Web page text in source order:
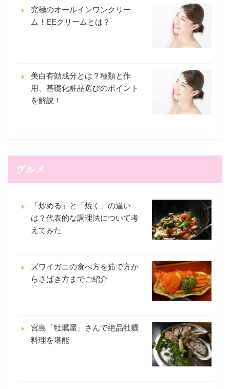
究極のオールインワンクリー
ム！EEクリームとは？
美白有効成分とは？種類と作
用、基礎化粧品選びのポイント
を解説！
グルメ
「炒める」と「焼く」の違い
は？代表的な調理法について考
えてみた
ズワイガニの食べ方を茹で方か
らさばき方までご紹介
宮島「牡蠣屋」さんで絶品牡蠣
料理を堪能